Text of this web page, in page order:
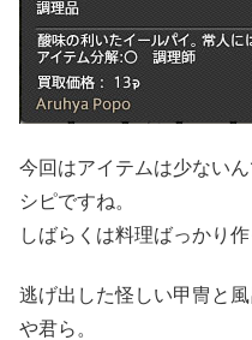
今回はアイテムは少ない
シピですね。
しばらくは料理ばっかり
逃げ出した怪しい甲冑と
や君ら。